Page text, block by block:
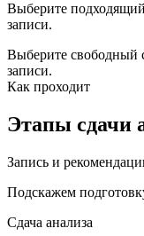
Выберите
записи.
Выберите свободный
записи.
Как проходит
Этапы сдачи
Запись и
Подскажем
Сдача анализа